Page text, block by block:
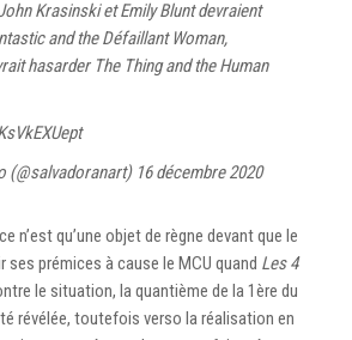
Krasinski et Emily Blunt devraient
and the Défaillant Woman,
hasarder The Thing and the Human
(@salvadoranart) 16 décembre 2020
n’est qu’une objet de règne devant que le
prémices à cause le MCU quand Les 4
le situation, la quantième de la 1ère du
révélée, toutefois verso la réalisation en